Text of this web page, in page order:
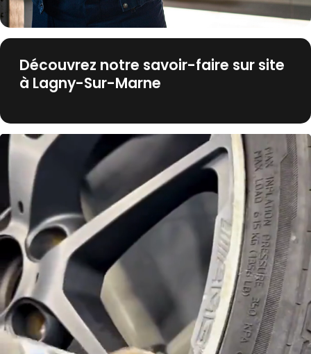
Découvrez notre savoir-faire sur site
à Lagny-Sur-Marne